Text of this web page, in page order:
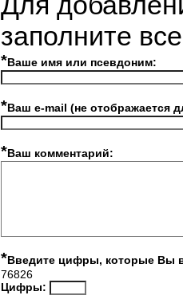
заполните
*Ваше имя или псевдоним:
*Ваш e-mail (не отображается
*Ваш комментарий:
*Введите цифры, которые Вы
76826
Цифры: